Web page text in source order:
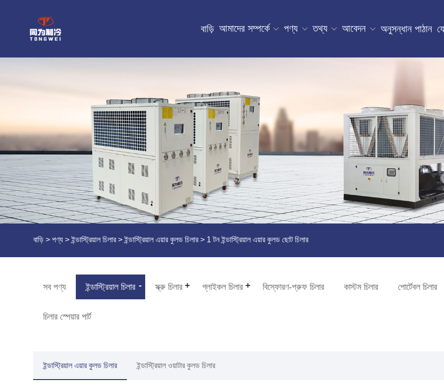
বাড়ি আমাদের সম্পর্কে পণ্য তথ্য আবেদন অনুসন্ধান পাঠান
বাড়ি > পণ্য >ইন্ডাস্ট্রিয়াল চিলার>ইন্ডাস্ট্রিয়াল এয়ার কুলড চিলার> 1 টন ইন্ডাস্ট্রিয়াল এয়ার কুলড ছোট চিলার
সব পণ্য ইন্ডাস্ট্রিয়াল চিলার স্ক্রু চিলার গ্লাইকল চিলার বিস্ফোরণ-প্রুফ চিলার কাস্টম চিলার পোর্টেবল চিলার
চিলার স্পেয়ার পার্ট
ইন্ডাস্ট্রিয়াল এয়ার কুলড চিলার ইন্ডাস্ট্রিয়াল ওয়াটার কুলড চিলার